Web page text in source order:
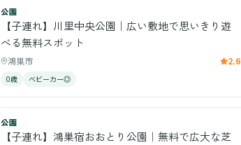
公園
【子連れ】川里中央公園｜広い敷地で思いきり遊
べる無料スポット
鴻巣市 2.6
0歳 ベビーカー◎
公園
【子連れ】鴻巣宿おおとり公園｜無料で広大な芝